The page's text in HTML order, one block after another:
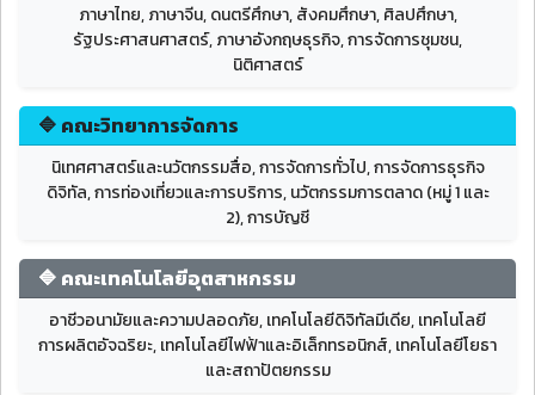
ภาษาไทย, ภาษาจีน, ดนตรีศึกษา, สังคมศึกษา, ศิลปศึกษา,
รัฐประศาสนศาสตร์, ภาษาอังกฤษธุรกิจ, การจัดการชุมชน,
นิติศาสตร์
🔷 คณะวิทยาการจัดการ
นิเทศศาสตร์และนวัตกรรมสื่อ, การจัดการทั่วไป, การจัดการธุรกิจ
ดิจิทัล, การท่องเที่ยวและการบริการ, นวัตกรรมการตลาด (หมู่ 1 และ
2), การบัญชี
🔷 คณะเทคโนโลยีอุตสาหกรรม
อาชีวอนามัยและความปลอดภัย, เทคโนโลยีดิจิทัลมีเดีย, เทคโนโลยี
การผลิตอัจฉริยะ, เทคโนโลยีไฟฟ้าและอิเล็กทรอนิกส์, เทคโนโลยีโยธา
และสถาปัตยกรรม